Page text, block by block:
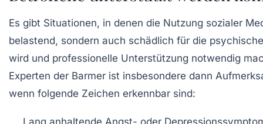
Es gibt Situationen, in denen die Nutzung sozialer
belastend, sondern auch schädlich für die
wird und professionelle Unterstützung notwendig
Experten der Barmer ist insbesondere dann
wenn folgende Zeichen erkennbar sind:
Lang anhaltende Angst- oder